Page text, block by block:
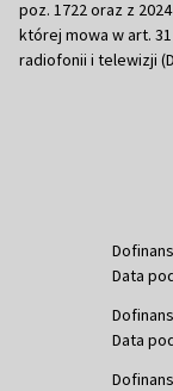
poz. 1722 oraz z
której mowa w art.
radiofonii i telewizji
Data
Data